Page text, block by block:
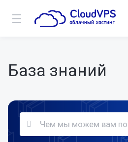
База знаний